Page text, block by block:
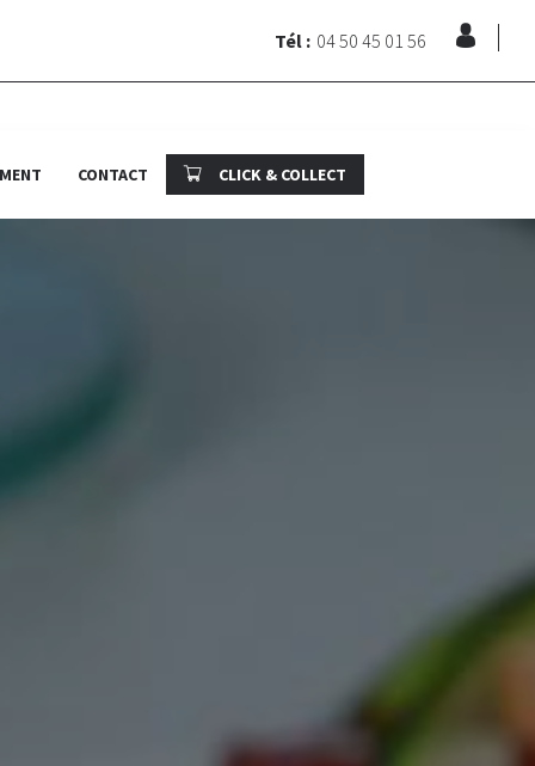
Tél : 04 50 45 01 56
CONTACT CLICK & COLLECT